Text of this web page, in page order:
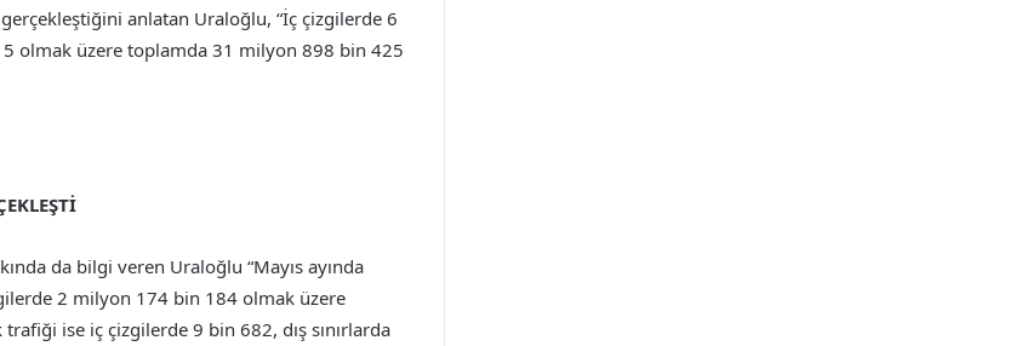
anlatan Uraloğlu, “İç çizgilerde 6
olmak üzere toplamda 31 milyon 898 bin 425
da bilgi veren Uraloğlu “Mayıs ayında
2 milyon 174 bin 184 olmak üzere
ise iç çizgilerde 9 bin 682, dış sınırlarda